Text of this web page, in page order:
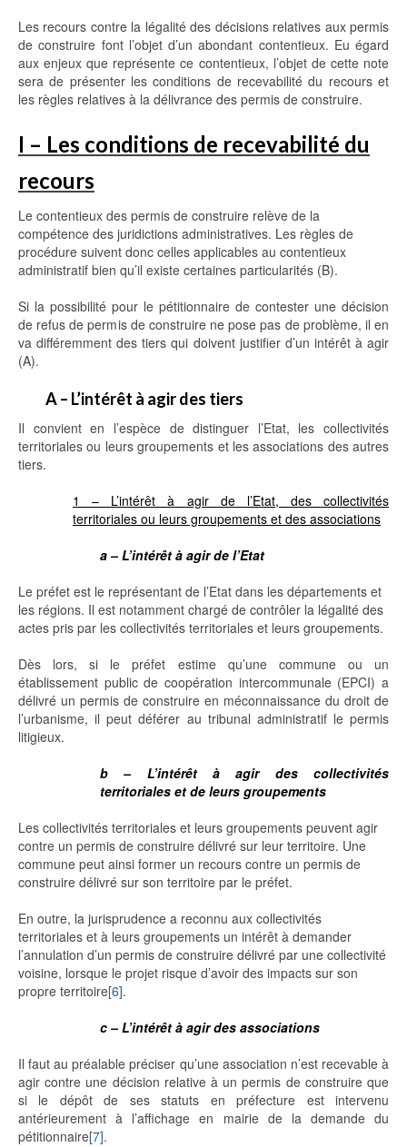
Les recours contre la légalité des décisions relatives aux permis
de construire font l’objet d’un abondant contentieux. Eu égard
aux enjeux que représente ce contentieux, l’objet de cette note
sera de présenter les conditions de recevabilité du recours et
les règles relatives à la délivrance des permis de construire.
I – Les conditions de recevabilité du
recours
Le contentieux des permis de construire relève de la
compétence des juridictions administratives. Les règles de
procédure suivent donc celles applicables au contentieux
administratif bien qu’il existe certaines particularités (B).
Si la possibilité pour le pétitionnaire de contester une décision
de refus de permis de construire ne pose pas de problème, il en
va différemment des tiers qui doivent justifier d’un intérêt à agir
(A).
A – L’intérêt à agir des tiers
Il convient en l’espèce de distinguer l’Etat, les collectivités
territoriales ou leurs groupements et les associations des autres
tiers.
1 – L’intérêt à agir de l’Etat, des collectivités
territoriales ou leurs groupements et des associations
a – L’intérêt à agir de l’Etat
Le préfet est le représentant de l’Etat dans les départements et
les régions. Il est notamment chargé de contrôler la légalité des
actes pris par les collectivités territoriales et leurs groupements.
Dès lors, si le préfet estime qu’une commune ou un
établissement public de coopération intercommunale (EPCI) a
délivré un permis de construire en méconnaissance du droit de
l’urbanisme, il peut déférer au tribunal administratif le permis
litigieux.
b – L’intérêt à agir des collectivités
territoriales et de leurs groupements
Les collectivités territoriales et leurs groupements peuvent agir
contre un permis de construire délivré sur leur territoire. Une
commune peut ainsi former un recours contre un permis de
construire délivré sur son territoire par le préfet.
En outre, la jurisprudence a reconnu aux collectivités
territoriales et à leurs groupements un intérêt à demander
l’annulation d’un permis de construire délivré par une collectivité
voisine, lorsque le projet risque d’avoir des impacts sur son
propre territoire[6].
c – L’intérêt à agir des associations
Il faut au préalable préciser qu’une association n’est recevable à
agir contre une décision relative à un permis de construire que
si le dépôt de ses statuts en préfecture est intervenu
antérieurement à l’affichage en mairie de la demande du
pétitionnaire[7].